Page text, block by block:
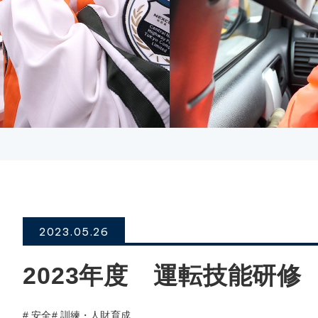
2023.05.26
2023年度 運転技能研修
# 安全# 訓練・人財育成